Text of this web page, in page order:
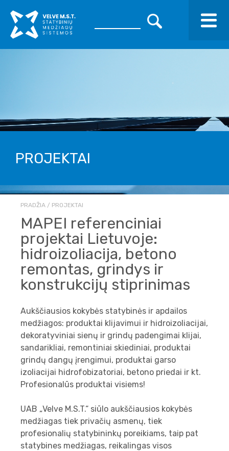
PROJEKTAI
PRADŽIA PROJEKTAI
MAPEI referenciniai
projektai Lietuvoje:
hidroizoliacija, betono
remontas, grindys ir
konstrukcijų stiprinimas
Aukščiausios kokybės statybinės ir apdailos
medžiagos: produktai klijavimui ir hidroizoliacijai,
dekoratyviniai sienų ir grindų padengimai klijai,
sandarikliai, remontiniai skiediniai, produktai
grindų dangų įrengimui, produktai garso
izoliacijai hidrofobizatoriai, betono priedai ir kt.
Profesionalūs produktai visiems!
UAB „Velve M.S.T.“ siūlo aukščiausios kokybės
medžiagas tiek privačių asmenų, tiek
profesionalių statybininkų poreikiams, taip pat
statybines medžiagas, reikalingas visos